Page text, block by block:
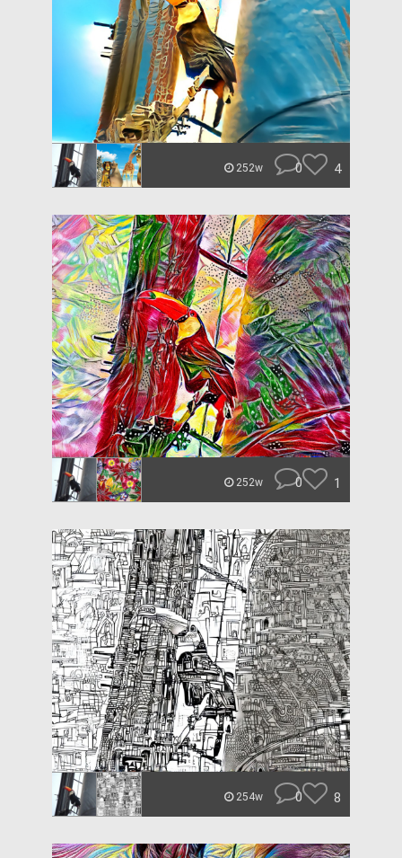
252w 0 4
252w 0 1
254w 0 8